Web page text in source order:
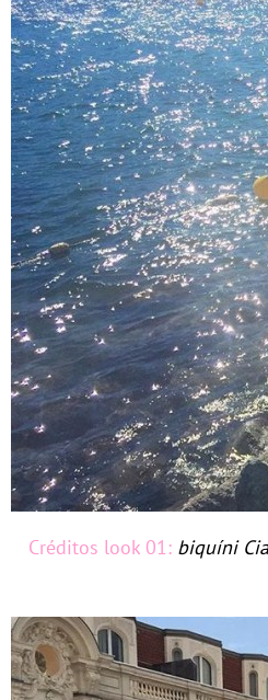
Créditos look 01: biquíni